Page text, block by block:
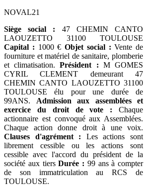
NOVAL21
Siège social : 47 CHEMIN CANTO
LAOUZETTO 31100 TOULOUSE
Capital : 1000 € Objet social : Vente de
fourniture et matériel de sanitaire, plomberie
et climatisation.Président : M GOMES
CYRIL CLEMENT demeurant 47
CHEMIN CANTO LAOUZETTO 31100
TOULOUSE élu pour une durée de
99ANS. Admission aux assemblées et
exercice du droit de vote : Chaque
actionnaire est convoqué aux Assemblées.
Chaque action donne droit à une voix.
Clauses d'agrément : Les actions sont
librement cessible ou les actions sont
cessible avec l'accord du président de la
société aux tiersDurée : 99 ans à compter
de son immatriculation au RCS de
TOULOUSE.